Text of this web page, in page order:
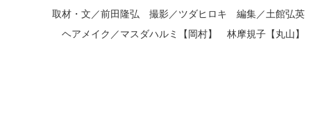
取材・文／前田隆弘 撮影／ツダヒロキ 編集／土館弘英
ヘアメイク／マスダハルミ【岡村】 林摩規子【丸山】